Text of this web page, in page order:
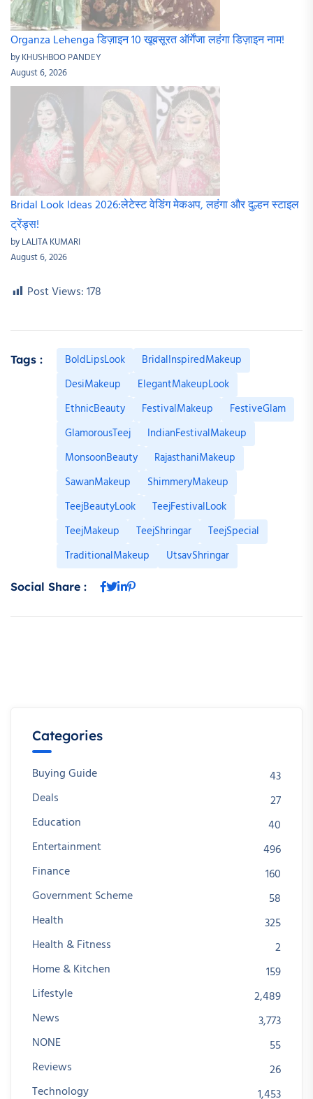
Organza Lehenga डिज़ाइन 10 खूबसूरत ऑर्गेंजा लहंगा डिज़ाइन नाम!
by KHUSHBOO PANDEY
August 6, 2026
Bridal Look Ideas 2026:लेटेस्ट वेडिंग मेकअप, लहंगा और दुल्हन स्टाइल
ट्रेंड्स!
by LALITA KUMARI
August 6, 2026
Post Views:178
Tags : BoldLipsLook
BridalInspiredMakeup
DesiMakeup
ElegantMakeupLook
EthnicBeauty
FestivalMakeup
FestiveGlam
GlamorousTeej
IndianFestivalMakeup
MonsoonBeauty
RajasthaniMakeup
SawanMakeup
ShimmeryMakeup
TeejBeautyLook
TeejFestivalLook
TeejMakeup
TeejShringar
TeejSpecial
TraditionalMakeup
UtsavShringar
Social Share :
Categories
Buying Guide
43
Deals
27
Education
40
Entertainment
496
Finance
160
Government Scheme
58
Health
325
Health & Fitness
2
Home & Kitchen
159
Lifestyle
2,489
News
3,773
NONE
55
Reviews
26
Technology
1,453